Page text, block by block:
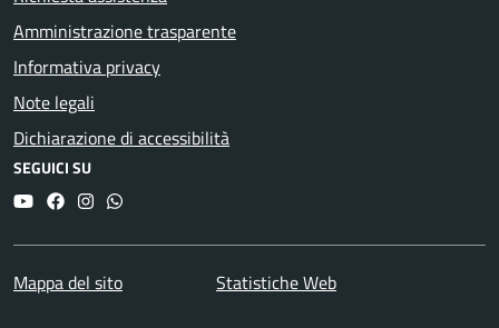
Amministrazione trasparente
Informativa privacy
Note legali
Dichiarazione di accessibilità
SEGUICI SU
YouTubeFacebookInstagram
Whatsapp
Mappa del sito Statistiche Web